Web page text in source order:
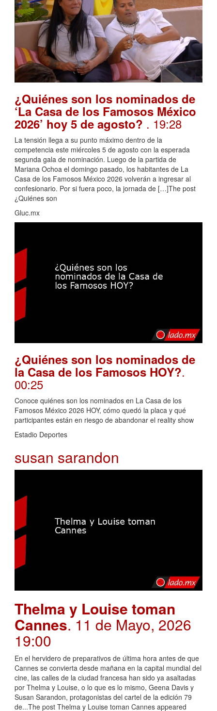
¿Quiénes son los nominados de
‘La Casa de los Famosos México
2026’ hoy 5 de agosto? . 19:28
La tensión llega a su punto máximo dentro de la
competencia este miércoles 5 de agosto con la esperada
segunda gala de nominación. Luego de la partida de
Mariana Ochoa el domingo pasado, los habitantes de La
Casa de los Famosos México 2026 volverán a ingresar al
confesionario. Por si fuera poco, la jornada de […]The post
¿Quiénes son
Gluc.mx
¿Quiénes son los nominados de
la Casa de los Famosos HOY?.
00:25
Conoce quiénes son los nominados en La Casa de los
Famosos México 2026 HOY, cómo quedó la placa y qué
participantes están en riesgo de abandonar el reality show
Estadio Deportes
susan sarandon
Thelma y Louise toman
Cannes. 11 de Mayo, 2026
19:00
En el hervidero de preparativos de última hora antes de que
Cannes se convierta desde mañana en la capital mundial del
cine, las calles de la ciudad francesa han sido ya asaltadas
por Thelma y Louise, o lo que es lo mismo, Geena Davis y
Susan Sarandon, protagonistas del cartel de la edición 79
de...The post Thelma y Louise toman Cannes appeared